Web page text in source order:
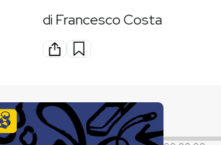
Ok Boomer!
Altrecose
Mondiali calcio 2026
diFrancesco Costa